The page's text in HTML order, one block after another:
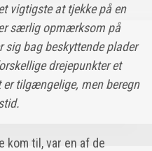
vigtigste at tjekke på en
særlig opmærksom på
sig bag beskyttende plader
drejepunkter et
tilgængelige, men beregn
kom til, var en af de